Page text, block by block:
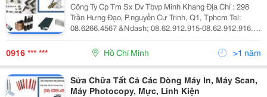
Công Ty Cp Tm Sx Dv Tbvp Minh Khang Địa Chỉ : 298
Trần Hưng Đạo, P.nguyễn Cư Trinh, Q1, Tphcm Tel:
08.6266.4567 &Ndash; 08.62.912.915-08.62.912.916.
Fax: 08.39.209.309 Website: Www.minhkhangjsc.com
0916 *** *** Hồ Chí Minh >1 năm
Sửa Chữa Tất Cả Các Dòng Máy In, Máy Scan,
Máy Photocopy, Mực, Linh Kiện